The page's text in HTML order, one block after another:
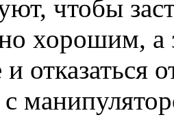
чтобы
хорошим, а
отказаться